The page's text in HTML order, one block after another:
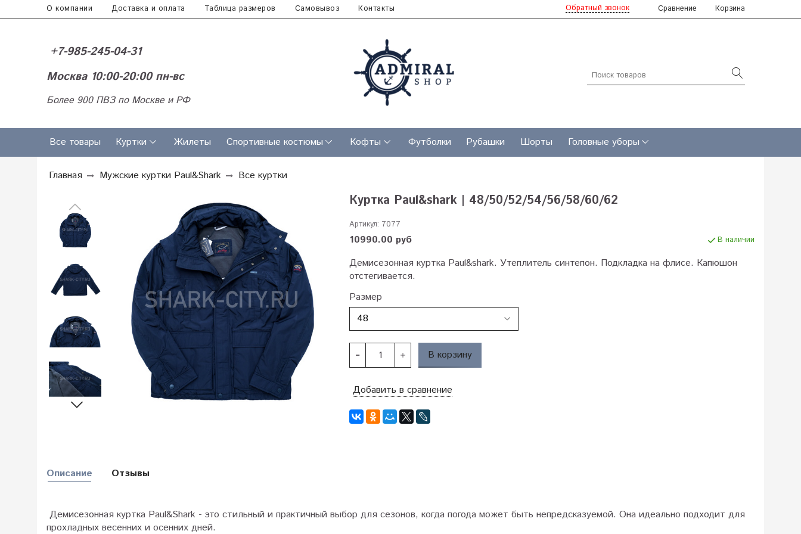
О компании Доставка и оплата Таблица размеров Самовывоз Контакты Обратный звонок Сравнение Корзина
+7-985-245-04-31
Москва 10:00-20:00 пн-вс
Более 900 ПВЗ по Москве и РФ
Все товары Куртки Жилеты Спортивные костюмы Кофты Футболки Рубашки Шорты Головные уборы
Главная Мужские куртки Paul&Shark Все куртки
Куртка Paul&shark | 48/50/52/54/56/58/60/62
Артикул: 7077
10990.00 руб В наличии
Демисезонная куртка Paul&shark. Утеплитель синтепон. Подкладка на флисе. Капюшон
отстегивается.
Размер
В корзину
Добавить в сравнение
Описание
Демисезонная куртка Paul&Shark - это стильный и практичный выбор для сезонов, когда погода может быть непредсказуемой. Она идеально подходит для
прохладных весенних и осенних дней.
Отзывы